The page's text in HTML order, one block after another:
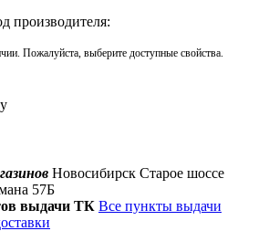
производителя:
Пожалуйста, выберите доступные свойства.
Новосибирск Старое шоссе
57Б
выдачи ТК Все пункты выдачи